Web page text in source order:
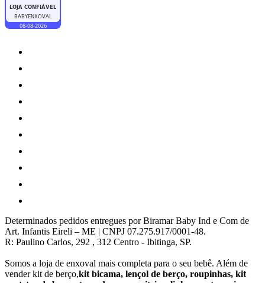
Determinados pedidos entregues por Biramar Baby Ind e Com de
Art. Infantis Eireli – ME | CNPJ 07.275.917/0001-48.
R: Paulino Carlos, 292 , 312 Centro - Ibitinga, SP.
Somos a loja de enxoval mais completa para o seu bebê. Além de
vender kit de berço,kit bicama, lençol de berço, roupinhas, kit